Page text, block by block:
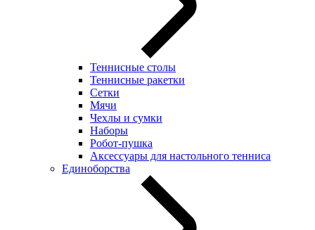
Теннисные столы
Теннисные ракетки
Сетки
Мячи
Чехлы и сумки
Наборы
Робот-пушка
Аксессуары для настольного тенниса
Единоборства